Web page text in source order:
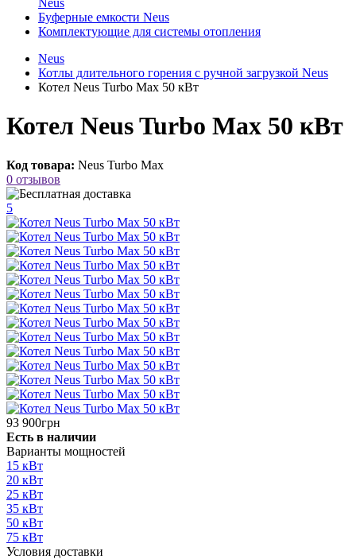
Neus
Буферные емкости Neus
Комплектующие для системы отопления
Neus
Котлы длительного горения с ручной загрузкой Neus
Котел Neus Turbo Max 50 кВт
Котел Neus Turbo Max 50 кВт
Код товара: Neus Turbo Max
0 отзывов
5
93 900грн
Есть в наличии
Варианты мощностей
15 кВт
20 кВт
25 кВт
35 кВт
50 кВт
75 кВт
Условия доставки